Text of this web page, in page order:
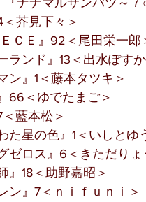
芥見下々＞
Ｅ』92＜尾田栄一郎
ンド』13＜出水ぽすか
』1＜藤本タツキ＞
＜ゆでたまご＞
藍本松＞
星の色』1＜いしとゆ
ロス』6＜きただりょ
18＜助野嘉昭＞
』7＜ｎｉｆｕｎｉ＞